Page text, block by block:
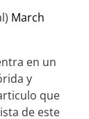
March
en un
y
que
de este